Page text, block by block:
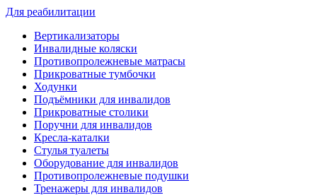
Для реабилитации
Вертикализаторы
Инвалидные коляски
Противопролежневые матрасы
Прикроватные тумбочки
Ходунки
Подъёмники для инвалидов
Прикроватные столики
Поручни для инвалидов
Кресла-каталки
Стулья туалеты
Оборудование для инвалидов
Противопролежневые подушки
Тренажеры для инвалидов